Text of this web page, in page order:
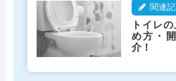
関連
トイレ
め方・
介！